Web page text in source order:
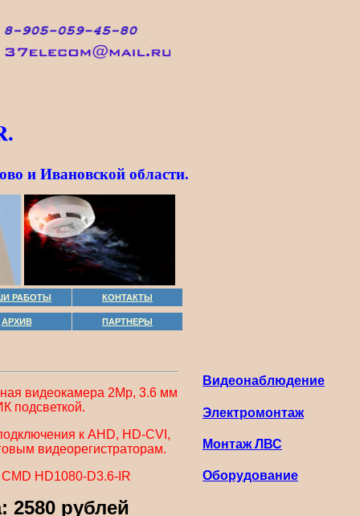
и Ивановской области.
РАБОТЫ КОНТАКТЫ
АРХИВ ПАРТНЕРЫ
Видеонаблюдение
Электромонтаж
Монтаж ЛВС
Оборудование
видеокамера 2Mp, 3.6 мм
подсветкой.
к AHD, HD-CVI,
видеорегистраторам.
HD1080-D3.6-IR
2580 рублей